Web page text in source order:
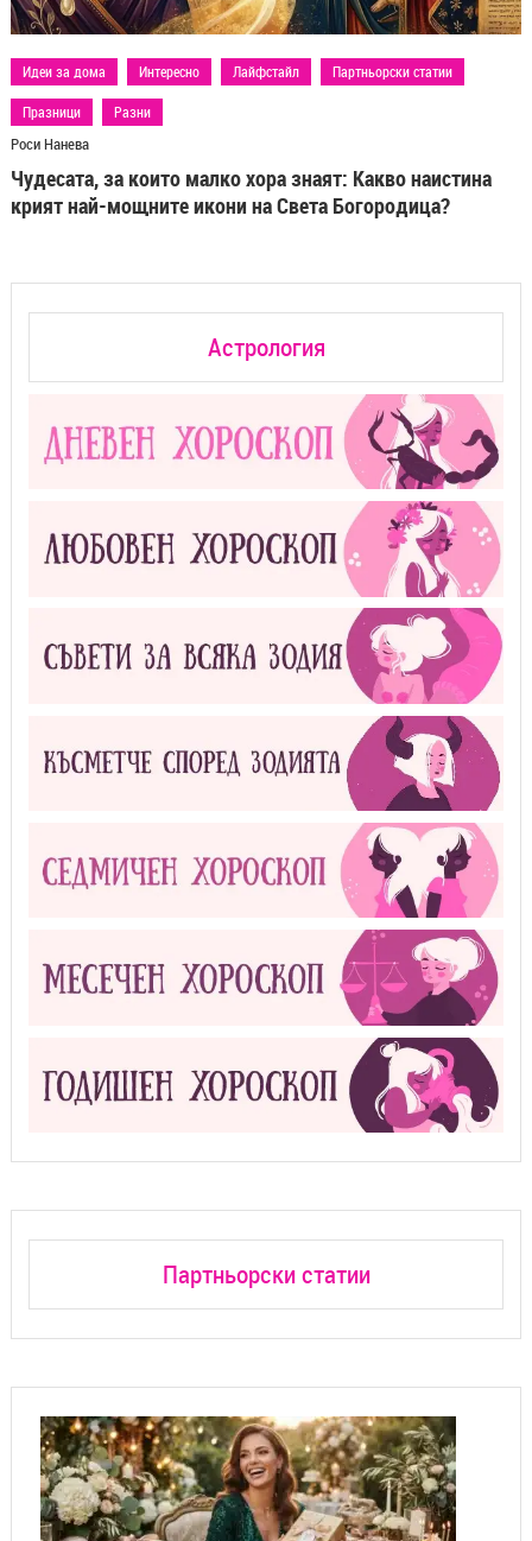
Идеи за дома Интересно Лайфстайл Партньорски статии
Празници Разни
Роси Нанева
Чудесата, за които малко хора знаят: Какво наистина
крият най-мощните икони на Света Богородица?
Астрология
Партньорски статии